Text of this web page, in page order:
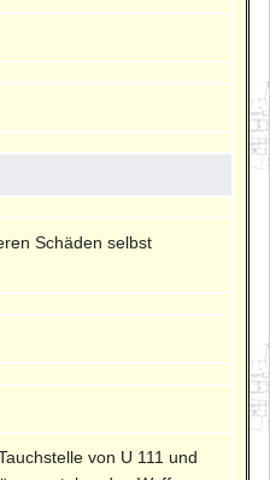
Schäden selbst
von U 111 und